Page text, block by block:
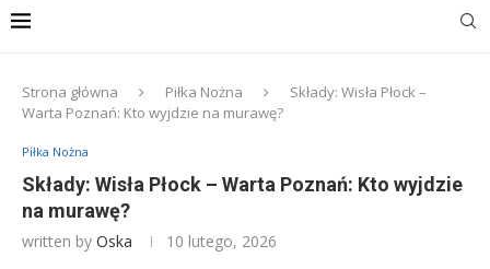
Strona główna Piłka Nożna
Składy: Wisła Płock –
Warta Poznań: Kto wyjdzie na murawę?
Piłka Nożna
Składy: Wisła Płock – Warta Poznań: Kto wyjdzie
na murawę?
written by Oska 10 lutego, 2026